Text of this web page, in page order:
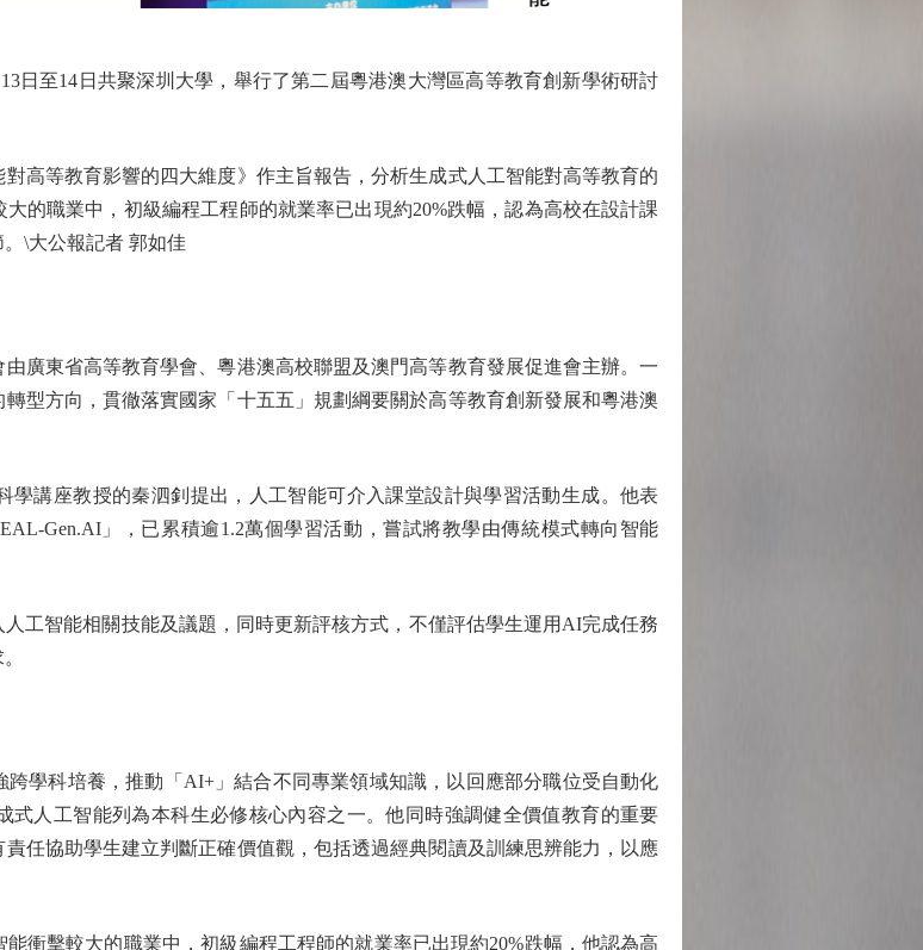
至14日共聚深圳大學，舉行了第二屆粵港澳大灣區高等教育創新學術研討
等教育影響的四大維度》作主旨報告，分析生成式人工智能對高等教育的
的職業中，初級編程工程師的就業率已出現約20%跌幅，認為高校在設計課
\大公報記者 郭如佳
東省高等教育學會、粵港澳高校聯盟及澳門高等教育發展促進會主辦。一
型方向，貫徹落實國家「十五五」規劃綱要關於高等教育創新發展和粵港澳
講座教授的秦泗釗提出，人工智能可介入課堂設計與學習活動生成。他表
Gen.AI」，已累積逾1.2萬個學習活動，嘗試將教學由傳統模式轉向智能
智能相關技能及議題，同時更新評核方式，不僅評估學生運用AI完成任務
科培養，推動「AI+」結合不同專業領域知識，以回應部分職位受自動化
式人工智能列為本科生必修核心內容之一。他同時強調健全價值教育的重要
任協助學生建立判斷正確價值觀，包括透過經典閱讀及訓練思辨能力，以應
擊較大的職業中，初級編程工程師的就業率已出現約20%跌幅，他認為高